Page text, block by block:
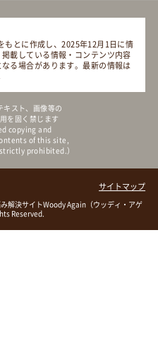
もとに作成し、2025年12月1日に情
載している情報・コンテンツ内容
る場合があります。最新の情報は
キスト、画像等の
を固く禁じます
copying and
of this site,
prohibited.）
サイトマップ
解決サイトWoody Again（ウッディ・アゲ
Reserved.